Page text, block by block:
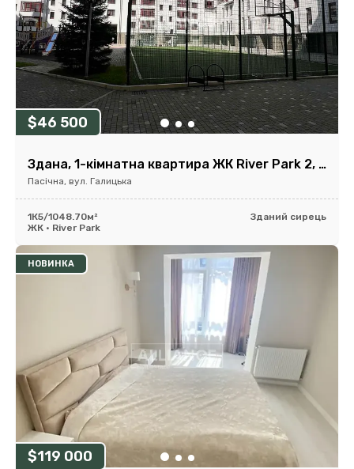
$46 500
Здана, 1-кімнатна квартира ЖК River Park 2, 48,7м2
Пасічна, вул. Галицька
1К5/1048.70м²
Зданий сирець
ЖК • River Park
НОВИНКА
$119 000